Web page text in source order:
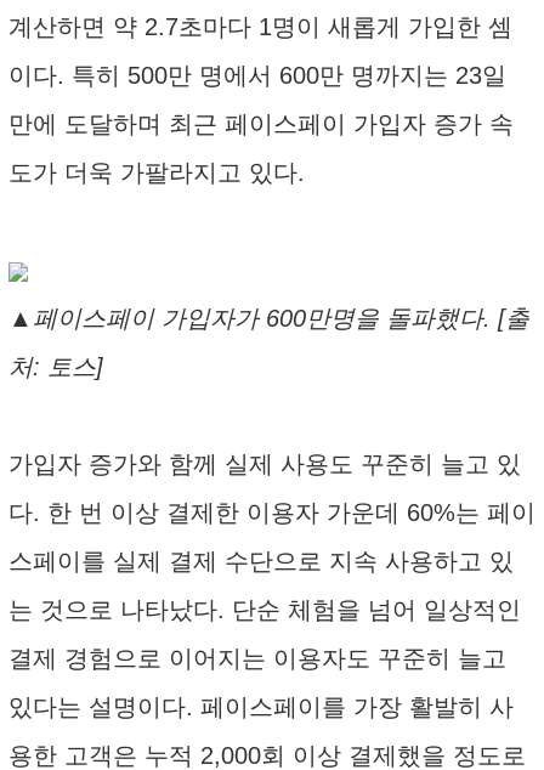
계산하면 약 2.7초마다 1명이 새롭게 가입한 셈
이다. 특히 500만 명에서 600만 명까지는 23일
만에 도달하며 최근 페이스페이 가입자 증가 속
도가 더욱 가팔라지고 있다.
▲페이스페이 가입자가 600만명을 돌파했다. [출
처: 토스]
가입자 증가와 함께 실제 사용도 꾸준히 늘고 있
다. 한 번 이상 결제한 이용자 가운데 60%는 페이
스페이를 실제 결제 수단으로 지속 사용하고 있
는 것으로 나타났다. 단순 체험을 넘어 일상적인
결제 경험으로 이어지는 이용자도 꾸준히 늘고
있다는 설명이다. 페이스페이를 가장 활발히 사
용한 고객은 누적 2,000회 이상 결제했을 정도로